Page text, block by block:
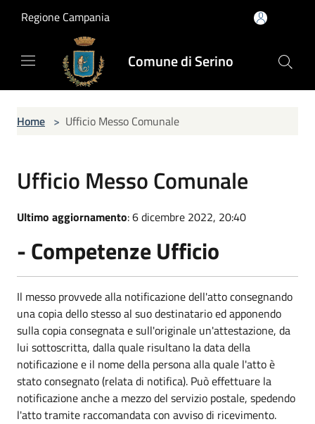
Regione Campania
Comune di Serino
Home > Ufficio Messo Comunale
Ufficio Messo Comunale
Ultimo aggiornamento: 6 dicembre 2022, 20:40
- Competenze Ufficio
Il messo provvede alla notificazione dell'atto consegnando
una copia dello stesso al suo destinatario ed apponendo
sulla copia consegnata e sull'originale un'attestazione, da
lui sottoscritta, dalla quale risultano la data della
notificazione e il nome della persona alla quale l'atto è
stato consegnato (relata di notifica). Può effettuare la
notificazione anche a mezzo del servizio postale, spedendo
l'atto tramite raccomandata con avviso di ricevimento.